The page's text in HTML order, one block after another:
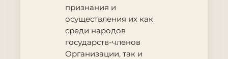
признания и
осуществления их как
среди народов
государств-членов
Организации, так и